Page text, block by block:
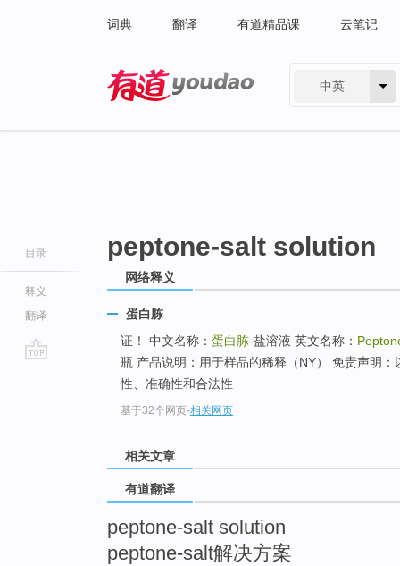
词典 翻译 有道精品课 云笔记
中英
目录
释义
翻译
peptone-salt solution
网络释义
蛋白胨
证！ 中文名称： 蛋白胨-盐溶液 英文名称：
瓶 产品说明：用于样品的稀释（NY） 免责声明
性、准确性和合法性
基于32个网页-相关网页
相关文章
有道翻译
peptone-salt solution
peptone-salt解决方案